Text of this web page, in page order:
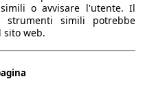
(komb.)
o avvisare l'utente. Il
simili potrebbe
web.